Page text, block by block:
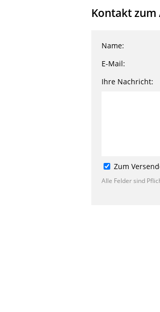
Kontakt
Name:
E-Mail:
Ihre Nachricht:
Zum
Alle Felder sind